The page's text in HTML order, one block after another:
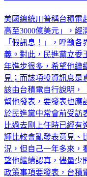
美國總統川普稱台積電
高至3000億美元」，經
「假訊息！」，呼籲
義。對此，民進黨立委
年進步很多，希望他繼
見；而該項投資訊息是
該由台積電自行說明，
幫他發表，要發表也應
於民進黨中常會前受訪
比過去剛上任時已經有
輝比較會亂發表意見、
況，但自己一年多來，
望他繼續認真，儘量少
政策事項要發表，台積